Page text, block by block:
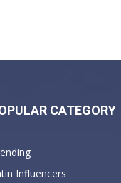
CATEGORY
Influencers